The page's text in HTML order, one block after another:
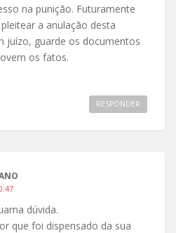
na punição. Futuramente
a anulação desta
juízo, guarde os documentos
os fatos.
RESPONDER
dúvida.
que foi dispensado da sua